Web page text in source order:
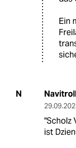
Ein
N
"Scholz
ist